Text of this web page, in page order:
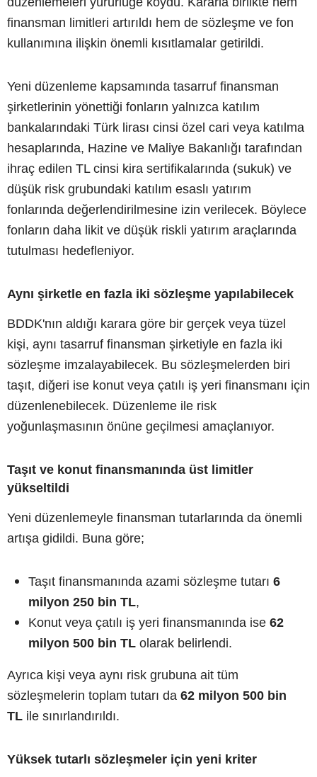
finansman limitleri artırıldı hem de sözleşme ve fon
kullanımına ilişkin önemli kısıtlamalar getirildi.
Yeni düzenleme kapsamında tasarruf finansman
şirketlerinin yönettiği fonların yalnızca katılım
bankalarındaki Türk lirası cinsi özel cari veya katılma
hesaplarında, Hazine ve Maliye Bakanlığı tarafından
ihraç edilen TL cinsi kira sertifikalarında (sukuk) ve
düşük risk grubundaki katılım esaslı yatırım
fonlarında değerlendirilmesine izin verilecek. Böylece
fonların daha likit ve düşük riskli yatırım araçlarında
tutulması hedefleniyor.
Aynı şirketle en fazla iki sözleşme yapılabilecek
BDDK'nın aldığı karara göre bir gerçek veya tüzel
kişi, aynı tasarruf finansman şirketiyle en fazla iki
sözleşme imzalayabilecek. Bu sözleşmelerden biri
taşıt, diğeri ise konut veya çatılı iş yeri finansmanı için
düzenlenebilecek. Düzenleme ile risk
yoğunlaşmasının önüne geçilmesi amaçlanıyor.
Taşıt ve konut finansmanında üst limitler
yükseltildi
Yeni düzenlemeyle finansman tutarlarında da önemli
artışa gidildi. Buna göre;
Taşıt finansmanında azami sözleşme tutarı 6
milyon 250 bin TL,
Konut veya çatılı iş yeri finansmanında ise 62
milyon 500 bin TL olarak belirlendi.
Ayrıca kişi veya aynı risk grubuna ait tüm
sözleşmelerin toplam tutarı da 62 milyon 500 bin
TL ile sınırlandırıldı.
Yüksek tutarlı sözleşmeler için yeni kriter